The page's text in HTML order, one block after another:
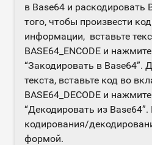
в Base64 и раскодировать
того, чтобы произвести
информации, вставьте
BASE64_ENCODE и
“Закодировать в Base64”.
текста, вставьте код во
BASE64_DECODE и
“Декодировать из Base64”.
кодирования/
формой.